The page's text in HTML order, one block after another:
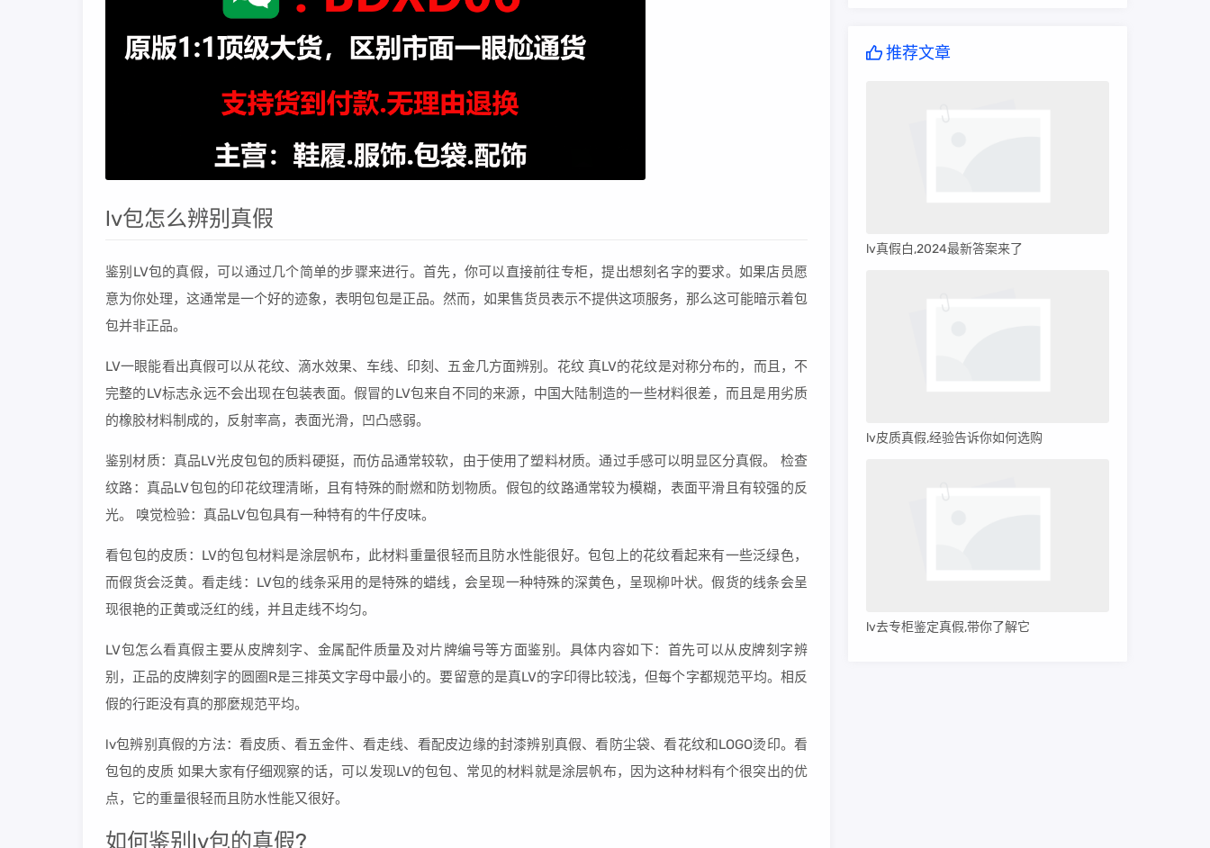
lv包怎么辨别真假
鉴别LV包的真假，可以通过几个简单的步骤来进行。首先，你可以直接前往专柜，提出想刻名字的要求。如果店员愿
意为你处理，这通常是一个好的迹象，表明包包是正品。然而，如果售货员表示不提供这项服务，那么这可能暗示着包
包并非正品。
LV一眼能看出真假可以从花纹、滴水效果、车线、印刻、五金几方面辨别。花纹 真LV的花纹是对称分布的，而且，不
完整的LV标志永远不会出现在包装表面。假冒的LV包来自不同的来源，中国大陆制造的一些材料很差，而且是用劣质
的橡胶材料制成的，反射率高，表面光滑，凹凸感弱。
鉴别材质：真品LV光皮包包的质料硬挺，而仿品通常较软，由于使用了塑料材质。通过手感可以明显区分真假。 检查
纹路：真品LV包包的印花纹理清晰，且有特殊的耐燃和防划物质。假包的纹路通常较为模糊，表面平滑且有较强的反
光。 嗅觉检验：真品LV包包具有一种特有的牛仔皮味。
看包包的皮质：LV的包包材料是涂层帆布，此材料重量很轻而且防水性能很好。包包上的花纹看起来有一些泛绿色，
而假货会泛黄。看走线：LV包的线条采用的是特殊的蜡线，会呈现一种特殊的深黄色，呈现柳叶状。假货的线条会呈
现很艳的正黄或泛红的线，并且走线不均匀。
LV包怎么看真假主要从皮牌刻字、金属配件质量及对片牌编号等方面鉴别。具体内容如下：首先可以从皮牌刻字辨
别，正品的皮牌刻字的圆圈R是三排英文字母中最小的。要留意的是真LV的字印得比较浅，但每个字都规范平均。相反
假的行距没有真的那麼规范平均。
lv包辨别真假的方法：看皮质、看五金件、看走线、看配皮边缘的封漆辨别真假、看防尘袋、看花纹和LOGO烫印。看
包包的皮质 如果大家有仔细观察的话，可以发现LV的包包、常见的材料就是涂层帆布，因为这种材料有个很突出的优
点，它的重量很轻而且防水性能又很好。
如何鉴别lv包的真假?
推荐文章
lv真假白,2024最新答案来了
lv皮质真假,经验告诉你如何选购
lv去专柜鉴定真假,带你了解它